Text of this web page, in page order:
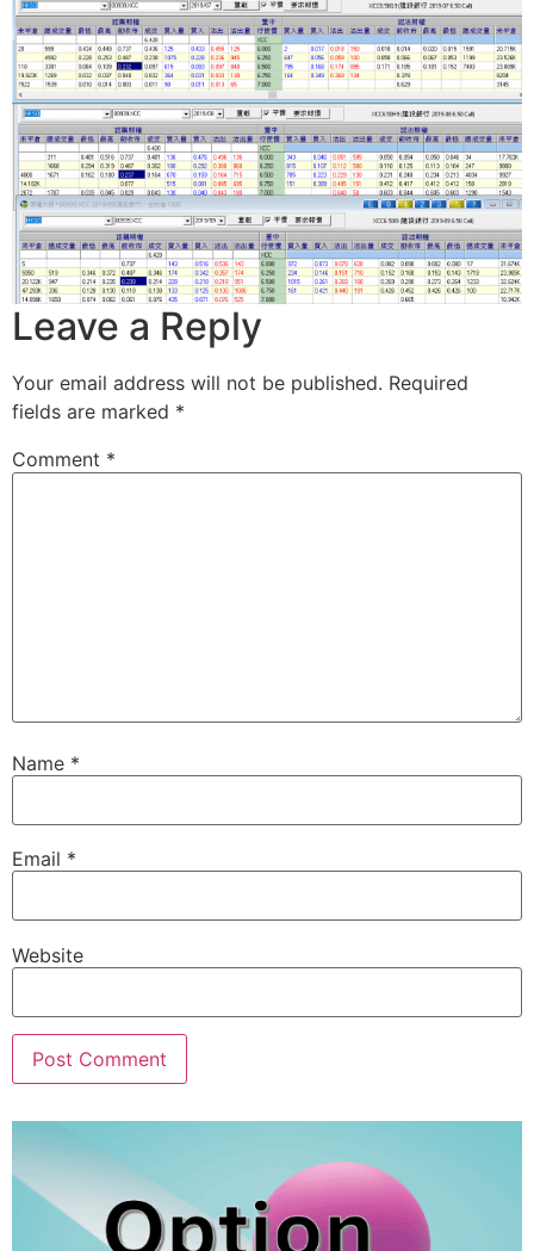
Leave a Reply
Your email address will not be published. Required
fields are marked *
Comment *
Name *
Email *
Website